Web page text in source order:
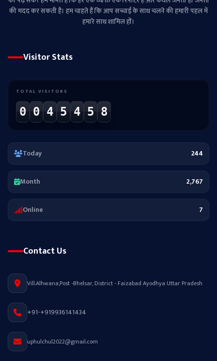
की मदद कर सकती है। हम चाहते हैं कि आप सच्चाई के साथ चलने की हमारी पहल में
हमारे साथ शामिल हों।
Visitor Stats
TOTAL VISITORS
0 0 4 5 4 5 8
Today 244
Month 2,767
Online 7
Contact Us
Vill.Alhwana,Post -Bhelsar, District - Faizabad Ayodhya Uttar Pradesh
+91-+919936141434
uphulchul2022@gmail.com